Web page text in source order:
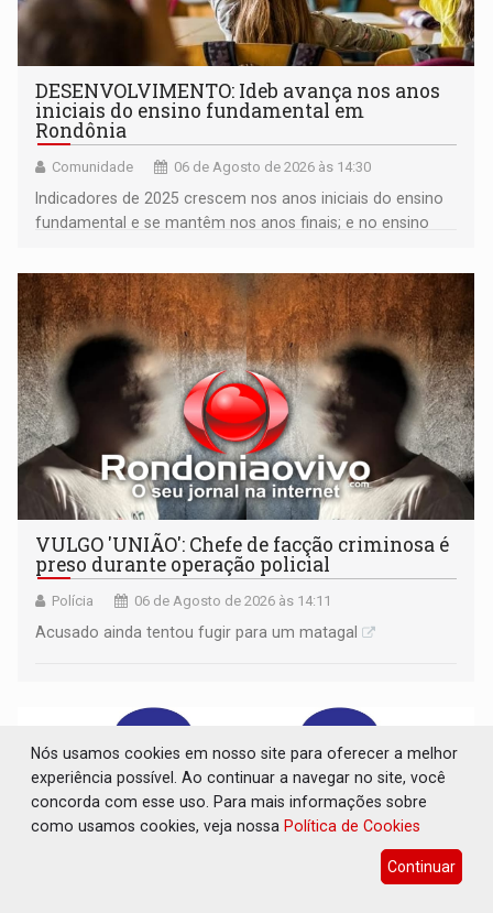
DESENVOLVIMENTO: Ideb avança nos anos
iniciais do ensino fundamental em
Rondônia
Comunidade 06 de Agosto de 2026 às 14:30
Indicadores de 2025 crescem nos anos iniciais do ensino
fundamental e se mantêm nos anos finais; e no ensino
VULGO 'UNIÃO': Chefe de facção criminosa é
preso durante operação policial
Polícia 06 de Agosto de 2026 às 14:11
Acusado ainda tentou fugir para um matagal
Nós usamos cookies em nosso site para oferecer a melhor
experiência possível. Ao continuar a navegar no site, você
concorda com esse uso. Para mais informações sobre
como usamos cookies, veja nossa Política de Cookies
Continuar